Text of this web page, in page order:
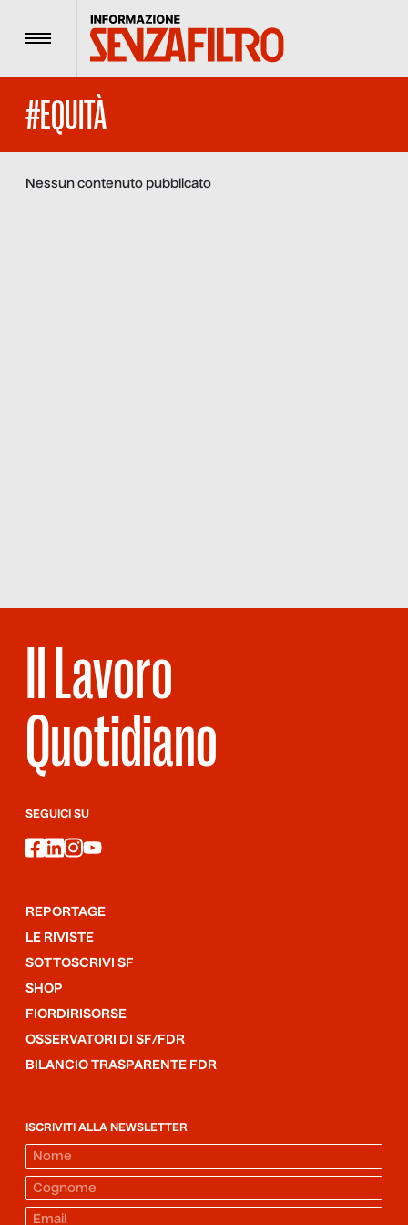
Menu
#EQUITÀ
Nessun contenuto pubblicato
Il Lavoro
Quotidiano
SEGUICI SU
facebook
linkedin
instagram
youtube
REPORTAGE
LE RIVISTE
SOTTOSCRIVI SF
SHOP
FIORDIRISORSE
OSSERVATORI DI SF/FDR
BILANCIO TRASPARENTE FDR
ISCRIVITI ALLA NEWSLETTER